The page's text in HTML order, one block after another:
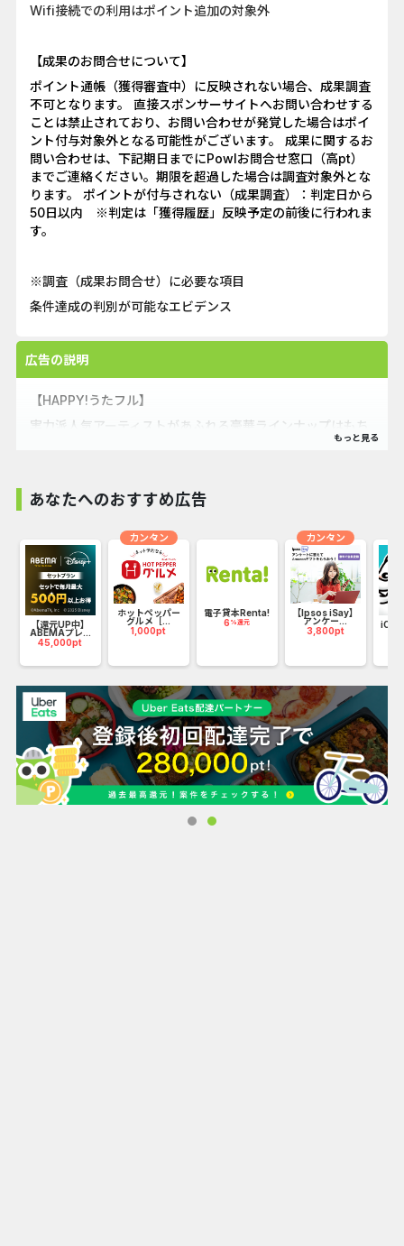
Wifi接続での利用はポイント追加の対象外
【成果のお問合せについて】
ポイント通帳（獲得審査中）に反映されない場合、成果調査
不可となります。 直接スポンサーサイトへお問い合わせする
ことは禁止されており、お問い合わせが発覚した場合はポイ
ント付与対象外となる可能性がございます。 成果に関するお
問い合わせは、下記期日までにPowlお問合せ窓口（高pt）
までご連絡ください。期限を超過した場合は調査対象外とな
ります。 ポイントが付与されない（成果調査）：判定日から
50日以内 ※判定は「獲得履歴」反映予定の前後に行われま
す。
※調査（成果お問合せ）に必要な項目
条件達成の判別が可能なエビデンス
広告の説明
【HAPPY!うたフル】
実力派人気アーティストがあふれる豪華ラインナップはもち
ろん、話題の最新曲・昔懐かしの定番曲・洋楽にアニソンま
あなたへのおすすめ広告
【還元UP中】
ABEMAプレ...
45,000pt
ホットペッパー
グルメ［...
1,000pt
カンタン
電子貸本Renta!
6 %還元
【Ipsos iSay】
アンケー...
3,800pt
カンタン